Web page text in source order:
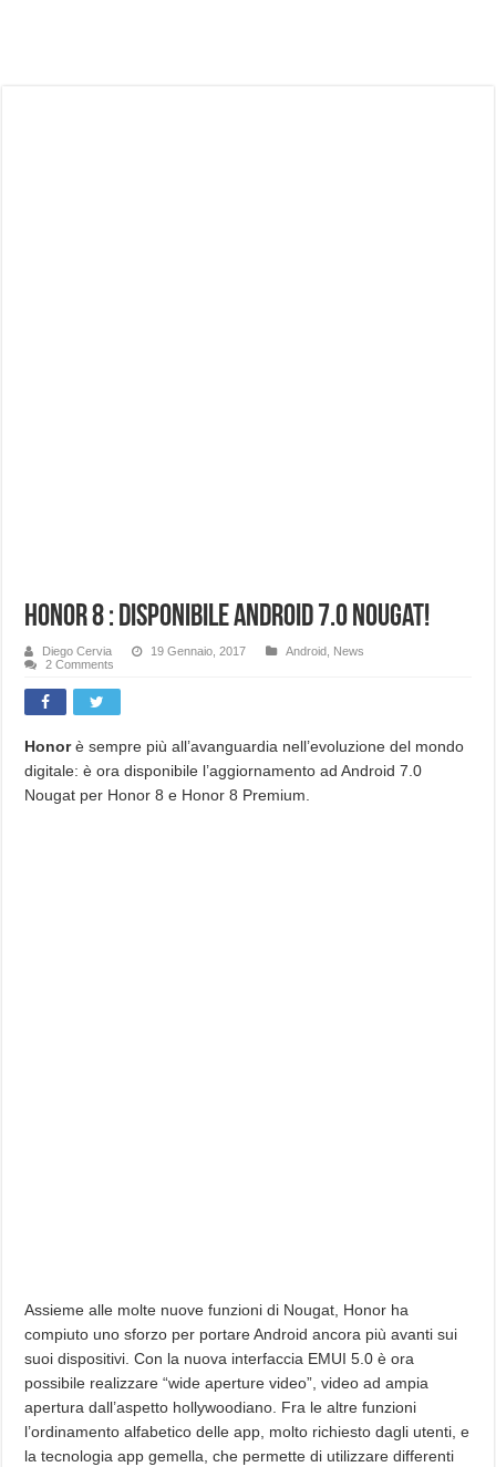
Honor 8 : Disponibile Android 7.0 Nougat!
Diego Cervia 19 Gennaio, 2017 Android News
2 Comments
Honorè sempre più all’avanguardia nell’evoluzione del mondo
digitale: è ora disponibile l’aggiornamento ad Android 7.0
Nougat per Honor 8 e Honor 8 Premium.
Assieme alle molte nuove funzioni di Nougat, Honor ha
compiuto uno sforzo per portare Android ancora più avanti sui
suoi dispositivi. Con la nuova interfaccia EMUI 5.0 è ora
possibile realizzare “wide aperture video”, video ad ampia
apertura dall’aspetto hollywoodiano. Fra le altre funzioni
l’ordinamento alfabetico delle app, molto richiesto dagli utenti, e
la tecnologia app gemella, che permette di utilizzare differenti